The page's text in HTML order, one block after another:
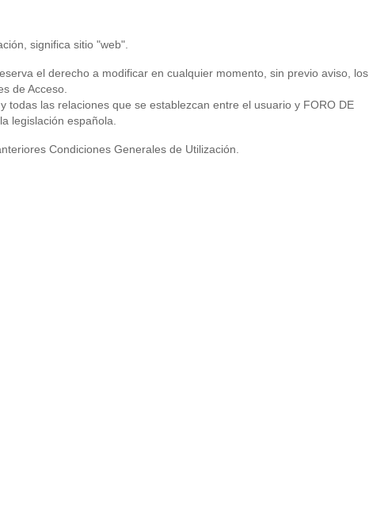
significa sitio "web".
el derecho a modificar en cualquier momento, sin previo aviso, los
de Acceso.
todas las relaciones que se establezcan entre el usuario y FORO DE
legislación española.
Condiciones Generales de Utilización.